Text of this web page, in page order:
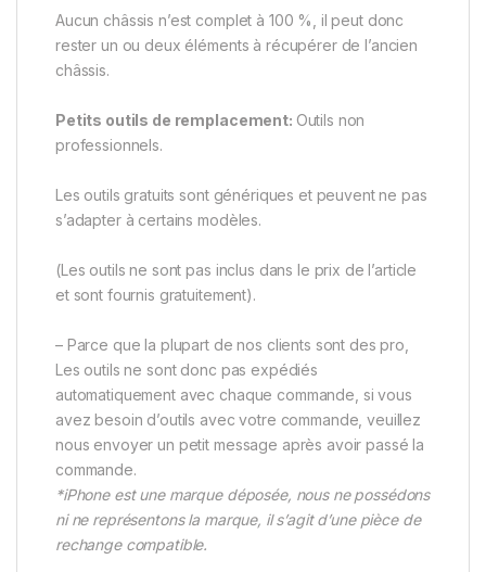
Aucun châssis n’est complet à 100 %, il peut donc
rester un ou deux éléments à récupérer de l’ancien
châssis.
Petits outils de remplacement: Outils non
professionnels.
Les outils gratuits sont génériques et peuvent ne pas
s’adapter à certains modèles.
(Les outils ne sont pas inclus dans le prix de l’article
et sont fournis gratuitement).
– Parce que la plupart de nos clients sont des pro,
Les outils ne sont donc pas expédiés
automatiquement avec chaque commande, si vous
avez besoin d’outils avec votre commande, veuillez
nous envoyer un petit message après avoir passé la
commande.
*iPhone est une marque déposée, nous ne possédons
ni ne représentons la marque, il s’agit d’une pièce de
rechange compatible.